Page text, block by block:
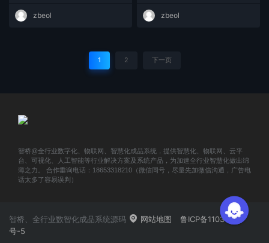
zbeol zbeol
1 2 下一页
智桥@全行业数字化、物联网、智慧化成品系统，提供智慧化、物联网、云平
台、可视化、人工智能等行业解决方案及系统产品，为加速全行业智慧化做出绵
薄之力。 合作垂询电话：18653318210（微信同号，尽量先加微信沟通，广告电
话太多了容易误判）
智桥、全行业数智化成品系统源码 网站地图
鲁ICP备11031419
号-5